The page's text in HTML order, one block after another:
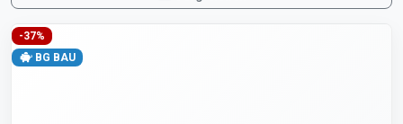
-37%
BG BAU